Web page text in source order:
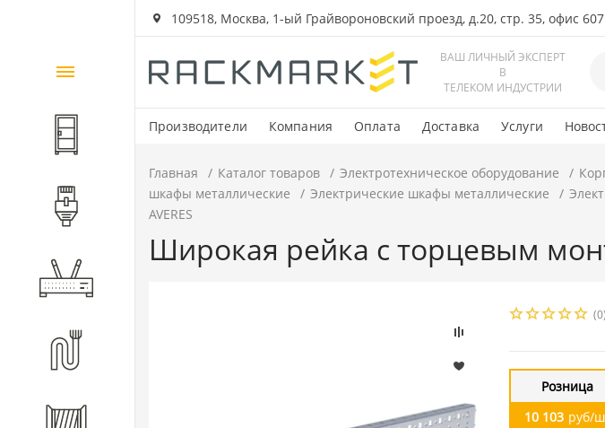
109518, Москва, 1-ый Грайвороновский проезд, д.20, стр. 35, офис 607
ВАШ ЛИЧНЫЙ ЭКСПЕРТ
В
ТЕЛЕКОМ ИНДУСТРИИ
Производители Компания Оплата Доставка Услуги
Каталог
товаров
Шкафы и стойки
Компоненты СКС
Главная Каталог товаров Электротехническое оборудование
шкафы металлические
Электрические шкафы металлические
AVERES
Широкая рейка с торцевым
(0)
Розница
10 103 руб/